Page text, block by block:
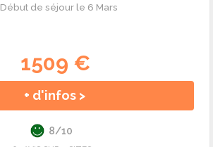
Début de séjour le 6 Mars
1509 €
+ d'infos >
8/10